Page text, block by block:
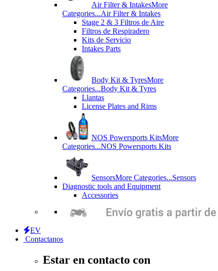
Air Filter & IntakesMore
Categories...Air Filter & Intakes
Stage 2 & 3 Filtros de Aire
Filtros de Respiradero
Kits de Servicio
Intakes Parts
Body Kit & TyresMore
Categories...Body Kit & Tyres
Llantas
License Plates and Rims
NOS Powersports KitsMore
Categories...NOS Powersports Kits
SensorsMore Categories...Sensors
Diagnostic tools and Equipment
Accessories
EV
Contactanos
Estar en contacto con